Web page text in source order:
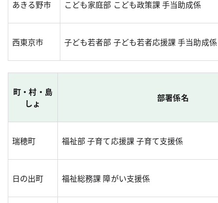
あきる野市 こども家庭部 こども政策課 手当助成係
西東京市 子ども若者部 子ども若者応援課 手当助成係
町・村・島
しょ
部署係名
瑞穂町 福祉部 子育て応援課 子育て支援係
日の出町 福祉総務課 障がい支援係